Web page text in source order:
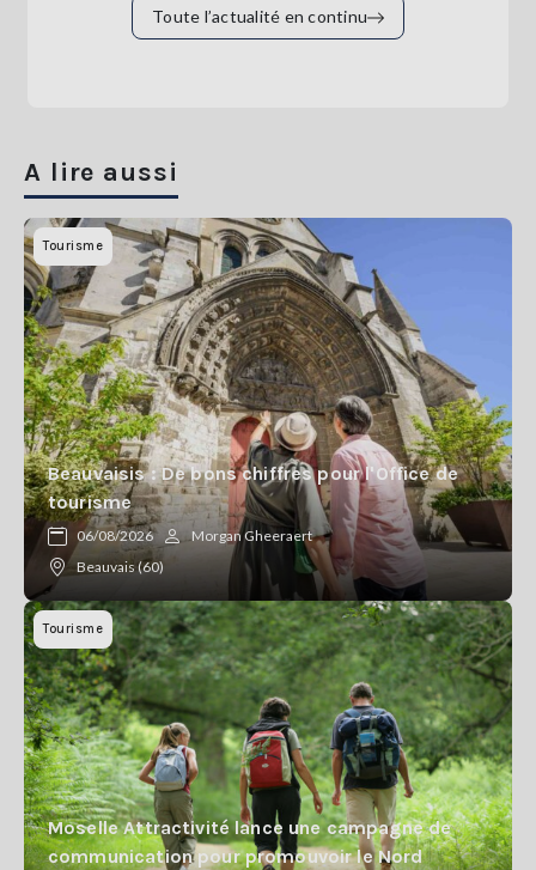
Toute l’actualité en continu
A lire aussi
Tourisme
Beauvaisis : De bons chiffres pour l'Office de
tourisme
06/08/2026
Morgan Gheeraert
Beauvais (60)
Tourisme
Moselle Attractivité lance une campagne de
communication pour promouvoir le Nord